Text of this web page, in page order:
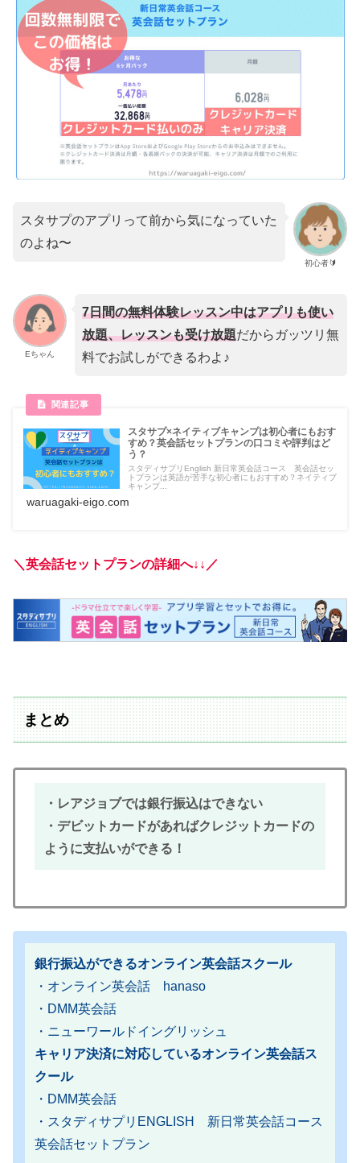
初心者🔰
スタサプのアプリって前から気になっていた
のよね〜
Eちゃん
7日間の無料体験レッスン中はアプリも使い
放題、レッスンも受け放題だからガッツリ無
料でお試しができるわよ♪
スタサプ×ネイティブキャンプは初心者にもおす
すめ？英会話セットプランの口コミや評判はど
う？
スタディサプリEnglish 新日常英会話コース 英会話セッ
トプランは英語が苦手な初心者にもおすすめ？ネイティブ
キャンプ...
waruagaki-eigo.com
＼英会話セットプランの詳細へ↓↓／
まとめ
・レアジョブでは銀行振込はできない
・デビットカードがあればクレジットカードの
ように支払いができる！
銀行振込ができるオンライン英会話スクール
・オンライン英会話 hanaso
・DMM英会話
・ニューワールドイングリッシュ
キャリア決済に対応しているオンライン英会話ス
クール
・DMM英会話
・スタディサプリENGLISH 新日常英会話コース
英会話セットプラン